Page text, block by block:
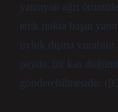
yansıyan ağrı
tetik nokta başın
uyluk dışına
payda, bir kas
gönderebilmesidir.